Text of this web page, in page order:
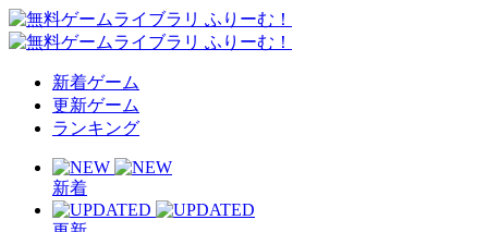
新着ゲーム
更新ゲーム
ランキング
新着